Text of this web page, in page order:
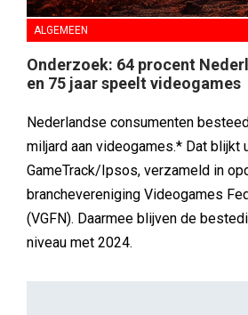
ALGEMEEN
Onderzoek: 64 procent
en 75 jaar speelt videogames
Nederlandse consumenten
miljard aan videogames.* Dat blijkt
GameTrack/Ipsos, verzameld in
branchevereniging Videogames
(VGFN). Daarmee blijven de
niveau met 2024.